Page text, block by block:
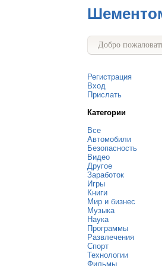
Добро
Регистрация
Вход
Прислать
Категории
Все
Автомобили
Безопасность
Видео
Другое
Заработок
Игры
Книги
Мир и бизнес
Музыка
Наука
Программы
Развлечения
Спорт
Технологии
Фильмы